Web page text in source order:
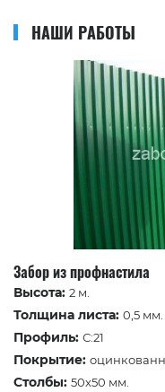
НАШИ РАБОТЫ
Забор из профнастила
Высота: 2 м.
Толщина листа: 0,5 мм.
Профиль: С:21
Покрытие:
Столбы: 50х50 мм.